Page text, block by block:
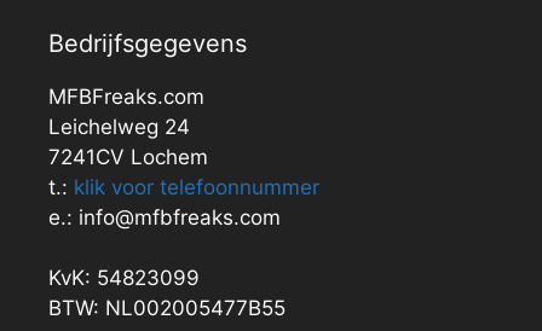
Bedrijfsgegevens
MFBFreaks.com
Leichelweg 24
7241CV Lochem
t.: klik voor telefoonnummer
e.: info@mfbfreaks.com
KvK: 54823099
BTW: NL002005477B55